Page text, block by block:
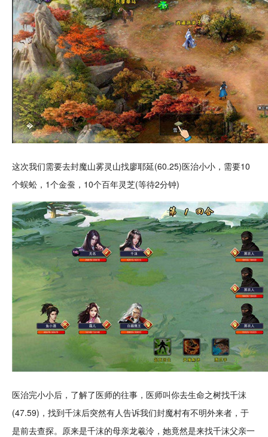
这次我们需要去封魔山雾灵山找廖耶延(60.25)医治小小，需要10
个蜈蚣，1个金蚕，10个百年灵芝(等待2分钟)
医治完小小后，了解了医师的往事，医师叫你去生命之树找千沫
(47.59)，找到千沫后突然有人告诉我们封魔村有不明外来者，于
是前去查探。原来是千沫的母亲龙羲泠，她竟然是来找千沫父亲一